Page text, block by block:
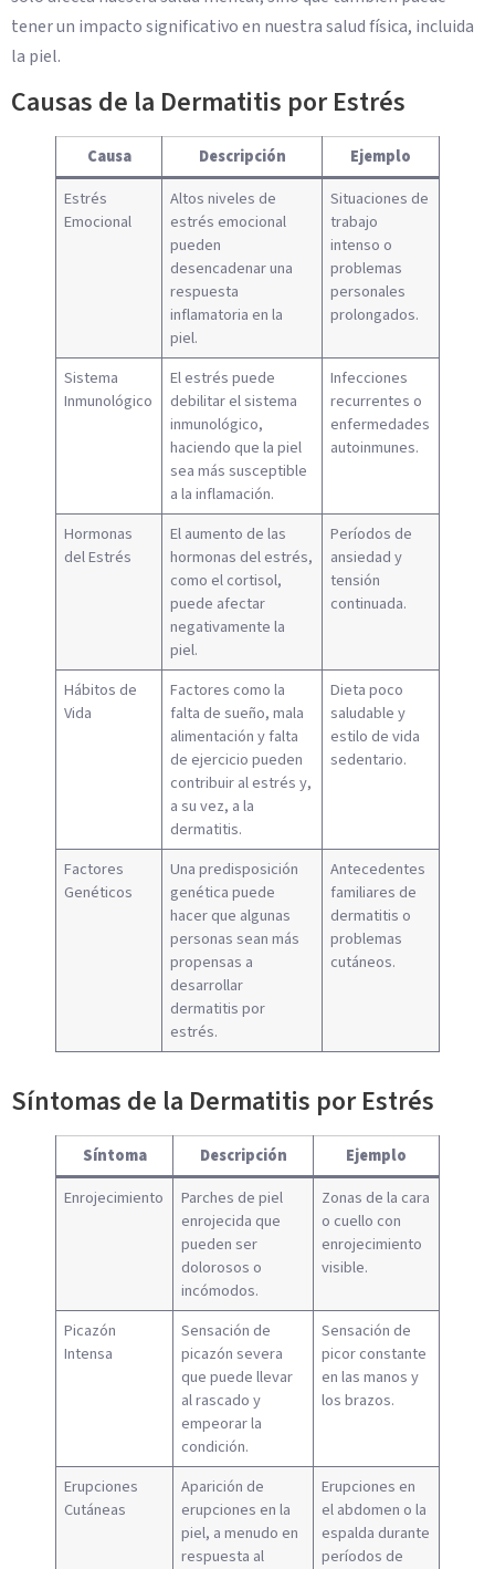
tener un impacto significativo en nuestra salud física, incluida
la piel.
Causas de la Dermatitis por Estrés
Causa Descripción
Ejemplo
Estrés
Emocional
Altos niveles de
estrés emocional
pueden
desencadenar una
respuesta
inflamatoria en la
piel.
Situaciones de
trabajo
intenso o
problemas
personales
prolongados.
Sistema
Inmunológico
El estrés puede
debilitar el sistema
inmunológico,
haciendo que la piel
sea más susceptible
a la inflamación.
Infecciones
recurrentes o
enfermedades
autoinmunes.
Hormonas
del Estrés
El aumento de las
hormonas del estrés,
como el cortisol,
puede afectar
negativamente la
piel.
Períodos de
ansiedad y
tensión
continuada.
Hábitos de
Vida
Factores como la
falta de sueño, mala
alimentación y falta
de ejercicio pueden
contribuir al estrés y,
a su vez, a la
dermatitis.
Dieta poco
saludable y
estilo de vida
sedentario.
Factores
Genéticos
Una predisposición
genética puede
hacer que algunas
personas sean más
propensas a
desarrollar
dermatitis por
estrés.
Antecedentes
familiares de
dermatitis o
problemas
cutáneos.
Síntomas de la Dermatitis por Estrés
Síntoma Descripción
Ejemplo
Enrojecimiento
Parches de piel
enrojecida que
pueden ser
dolorosos o
incómodos.
Zonas de la cara
o cuello con
enrojecimiento
visible.
Picazón
Intensa
Sensación de
picazón severa
que puede llevar
al rascado y
empeorar la
condición.
Sensación de
picor constante
en las manos y
los brazos.
Erupciones
Cutáneas
Aparición de
erupciones en la
piel, a menudo en
respuesta al
Erupciones en
el abdomen o la
espalda durante
períodos de